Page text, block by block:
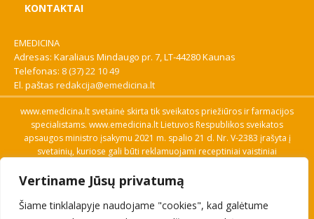
Vertiname Jūsų privatumą
Šiame tinklalapyje naudojame "cookies", kad galėtume
KONTAKTAI
EMEDICINA
Adresas: Karaliaus Mindaugo pr. 7, LT-44280 Kaunas
Telefonas: 8 (37) 22 10 49
El. paštas redakcija@emedicina.lt
www.emedicina.lt svetainė skirta tik sveikatos priežiūros ir farmacijos
specialistams. www.emedicina.lt Lietuvos Respublikos sveikatos
apsaugos ministro įsakymu 2021 m. spalio 21 d. Nr. V-2383 įrašyta į
svetainių, kuriose gali būti reklamuojami receptiniai vaistiniai
savo profesinę kvalifikaciją. Naudingos nuorodos: Vaistų ir medicinos
pagalbos priemonių kainų paieška, VVKT tinklalapis, Sveikatos
priežiūros ar farmacijos specialisto pranešimo apie įtariamą